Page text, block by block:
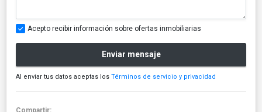
Acepto recibir información sobre ofertas inmobiliarias
Enviar mensaje
Al enviar tus datos aceptas los Términos de servicio y privacidad
Compartir: